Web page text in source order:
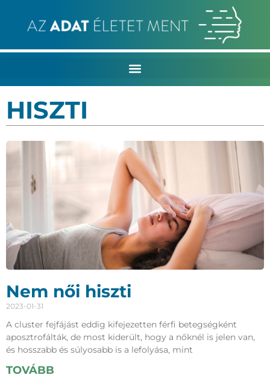
HISZTI
Nem női hiszti
2023-01-31
A cluster fejfájást eddig kifejezetten férfi betegségként
aposztrofálták, de most kiderült, hogy a nőknél is jelen van,
és hosszabb és súlyosabb is a lefolyása, mint
TOVÁBB